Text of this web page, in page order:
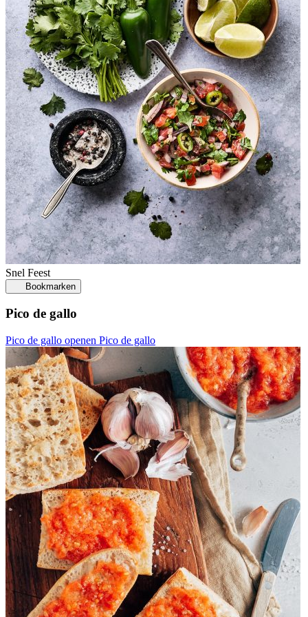
Snel Feest
Bookmarken
Pico de gallo
Pico de gallo openen Pico de gallo